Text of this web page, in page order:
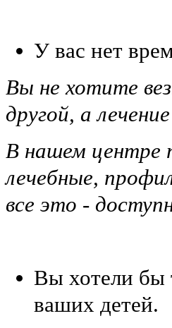
У вас нет
Вы не хотите
другой, а
В нашем центре
лечебные,
все это -
Вы хотели бы
ваших детей.